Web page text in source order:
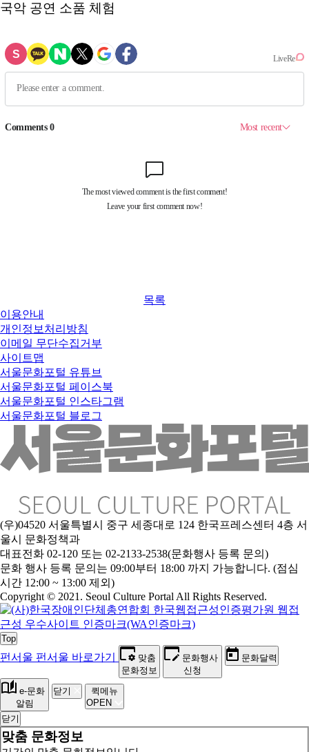
국악 공연 소품 체험
목록
이용안내
개인정보처리방침
이메일 무단수집거부
사이트맵
서울문화포털 유튜브
서울문화포털 페이스북
서울문화포털 인스타그램
서울문화포털 블로그
(우)04520 서울특별시 중구 세종대로 124 한국프레스센터 4층 서
울시 문화정책과
대표전화 02-120 또는 02-2133-2538(문화행사 등록 문의)
문화 행사 등록 문의는 09:00부터 18:00 까지 가능합니다. (점심
시간 12:00 ~ 13:00 제외)
Copyright © 2021. Seoul Culture Portal All Rights Reserved.
Top
펀서울 펀서울 바로가기
맞춤
문화정보
문화행사
신청
문화달력
e-문화
알림
닫기
퀵메뉴
OPEN
닫기
맞춤 문화정보